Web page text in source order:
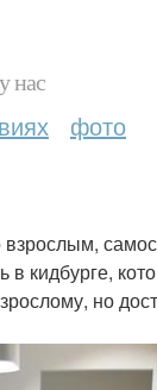
нас
фото
взрослым,
кидбурге,
но